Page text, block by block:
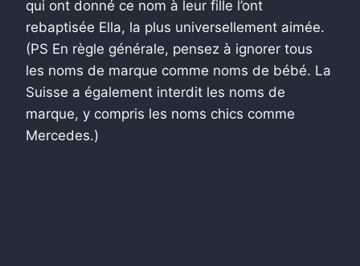
qui ont donné ce nom à leur fille l’ont
rebaptisée Ella, la plus universellement aimée.
(PS En règle générale, pensez à ignorer tous
les noms de marque comme noms de bébé. La
Suisse a également interdit les noms de
marque, y compris les noms chics comme
Mercedes.)